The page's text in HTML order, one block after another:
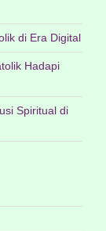
di Era Digital
Hadapi
Spiritual di